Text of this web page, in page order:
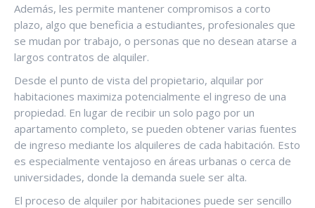
Además, les permite mantener compromisos a corto
plazo, algo que beneficia a estudiantes, profesionales que
se mudan por trabajo, o personas que no desean atarse a
largos contratos de alquiler.
Desde el punto de vista del propietario, alquilar por
habitaciones maximiza potencialmente el ingreso de una
propiedad. En lugar de recibir un solo pago por un
apartamento completo, se pueden obtener varias fuentes
de ingreso mediante los alquileres de cada habitación. Esto
es especialmente ventajoso en áreas urbanas o cerca de
universidades, donde la demanda suele ser alta.
El proceso de alquiler por habitaciones puede ser sencillo